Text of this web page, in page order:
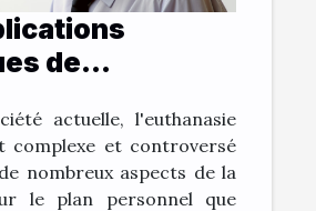
de
actuelle, l'euthanasie
complexe et controversé
nombreux aspects de la
le plan personnel que